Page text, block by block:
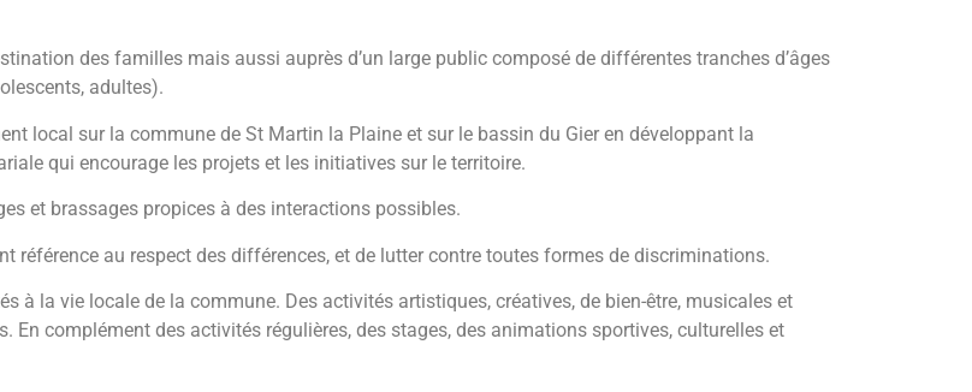
des familles mais aussi auprès d’un large public composé de différentes tranches d’âges
adultes).
local sur la commune de St Martin la Plaine et sur le bassin du Gier en développant la
qui encourage les projets et les initiatives sur le territoire.
et brassages propices à des interactions possibles.
référence au respect des différences, et de lutter contre toutes formes de discriminations.
à la vie locale de la commune. Des activités artistiques, créatives, de bien-être, musicales et
En complément des activités régulières, des stages, des animations sportives, culturelles et